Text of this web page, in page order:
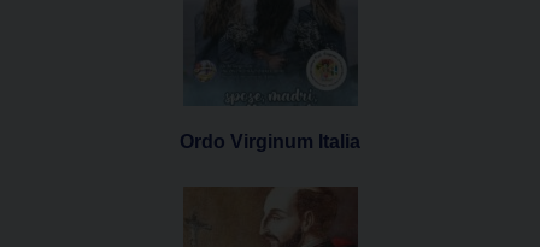
Ordo Virginum Italia